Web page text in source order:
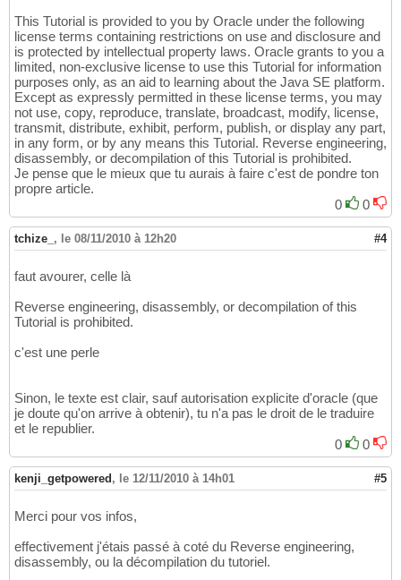
This Tutorial is provided to you by Oracle under the following
license terms containing restrictions on use and disclosure and
is protected by intellectual property laws. Oracle grants to you a
limited, non-exclusive license to use this Tutorial for information
purposes only, as an aid to learning about the Java SE platform.
Except as expressly permitted in these license terms, you may
not use, copy, reproduce, translate, broadcast, modify, license,
transmit, distribute, exhibit, perform, publish, or display any part,
in any form, or by any means this Tutorial. Reverse engineering,
disassembly, or decompilation of this Tutorial is prohibited.
Je pense que le mieux que tu aurais à faire c'est de pondre ton
propre article.
0
0
tchize_ , le 08/11/2010 à 12h20 #4
faut avourer, celle là
Reverse engineering, disassembly, or decompilation of this
Tutorial is prohibited.
c'est une perle
Sinon, le texte est clair, sauf autorisation explicite d'oracle (que
je doute qu'on arrive à obtenir), tu n'a pas le droit de le traduire
et le republier.
0
0
kenji_getpowered , le 12/11/2010 à 14h01 #5
Merci pour vos infos,
effectivement j'étais passé à coté du Reverse engineering,
disassembly, ou la décompilation du tutoriel.